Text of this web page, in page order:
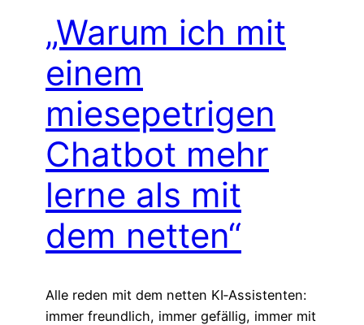
„Warum ich mit
einem
miesepetrigen
Chatbot mehr
lerne als mit
dem netten“
Alle reden mit dem netten KI‑Assistenten:
immer freundlich, immer gefällig, immer mit